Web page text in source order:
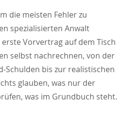
die meisten Fehler zu
spezialisierten Anwalt
Vorvertrag auf dem Tisch
selbst nachrechnen, von der
Schulden bis zur realistischen
glauben, was nur der
was im Grundbuch steht.